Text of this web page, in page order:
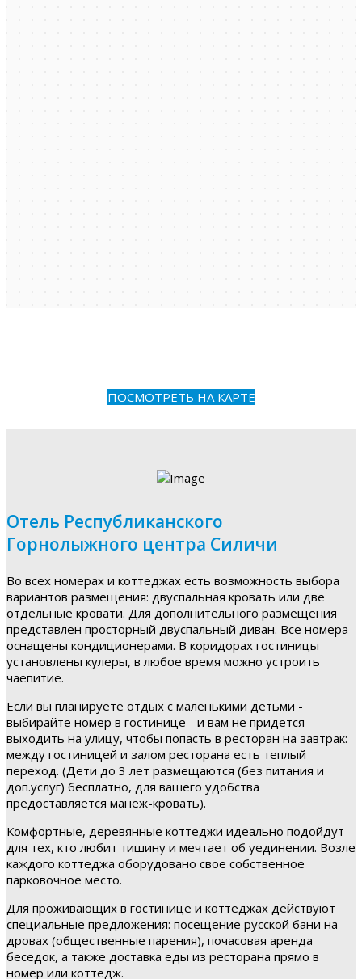
ПОСМОТРЕТЬ НА КАРТЕ
Отель Республиканского
Горнолыжного центра Силичи
Во всех номерах и коттеджах есть возможность выбора
вариантов размещения: двуспальная кровать или две
отдельные кровати. Для дополнительного размещения
представлен просторный двуспальный диван. Все номера
оснащены кондиционерами. В коридорах гостиницы
установлены кулеры, в любое время можно устроить
чаепитие.
Если вы планируете отдых с маленькими детьми -
выбирайте номер в гостинице - и вам не придется
выходить на улицу, чтобы попасть в ресторан на завтрак:
между гостиницей и залом ресторана есть теплый
переход. (Дети до 3 лет размещаются (без питания и
доп.услуг) бесплатно, для вашего удобства
предоставляется манеж-кровать).
Комфортные, деревянные коттеджи идеально подойдут
для тех, кто любит тишину и мечтает об уединении. Возле
каждого коттеджа оборудовано свое собственное
парковочное место.
Для проживающих в гостинице и коттеджах действуют
специальные предложения: посещение русской бани на
дровах (общественные парения), почасовая аренда
беседок, а также доставка еды из ресторана прямо в
номер или коттедж.